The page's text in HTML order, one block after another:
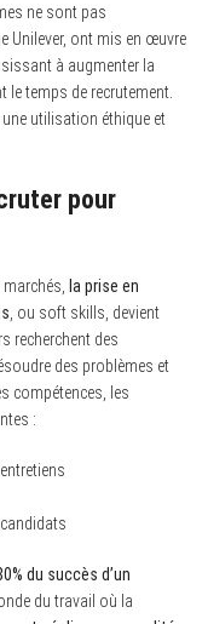
ne sont pas
Unilever, ont mis en œuvre
à augmenter la
temps de recrutement.
utilisation éthique et
pour
la prise en
, ou soft skills, devient
recherchent des
des problèmes et
compétences, les
:
du succès d’un
du travail où la